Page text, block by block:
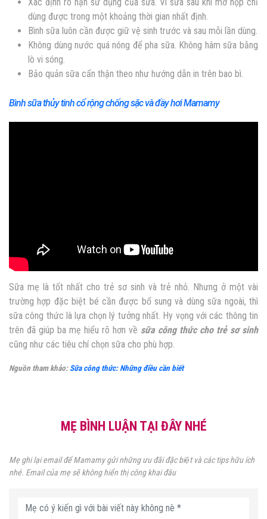
dùng được trong một khoảng thời gian nhất định.
Bình sữa luôn cần được giữ vệ sinh trước và sau mỗi lần dùng.
Không dùng nước quá nóng để pha sữa. Không hâm sữa bằng
lò vi sóng.
Bảo quản sữa cẩn thận theo như hướng dẫn in trên bao bì.
Bình sữa thủy tinh cổ rộng chống sặc và đầy hơi Mamamy
Sữa mẹ là tốt nhất cho trẻ sơ sinh và trẻ nhỏ. Nhưng ở một vài
trường hợp đặc biệt bé cần được bổ sung và dùng sữa ngoài, thì
sữa công thức là lựa chọn lý tưởng nhất. Hy vọng với các thông tin
trên đã giúp ba mẹ hiểu rõ hơn về sữa công thức cho trẻ sơ sinh
cũng như các tiêu chí chọn sữa cho phù hợp.
Nguồn tham khảo: Sữa công thức: Những điều cần biết
MẸ BÌNH LUẬN TẠI ĐÂY NHÉ
Mẹ ghi lại email để Mamamy gửi những ưu đãi đặc biệt và các tips hữu ích
nhé. Email của mẹ sẽ không hiển thị công khai đâu